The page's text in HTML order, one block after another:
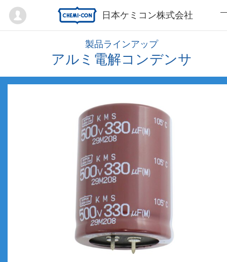
日本ケミコン株式会社
Mypage
製品ラインアップ
アルミ電解コンデンサ